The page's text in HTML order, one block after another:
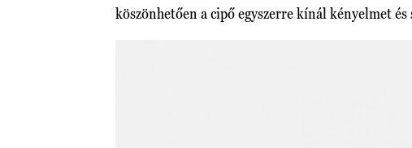
köszönhetően a cipő egyszerre kínál kényelmet